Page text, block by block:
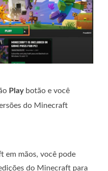
Playbotão e você
do Minecraft
em mãos, você pode
do Minecraft para